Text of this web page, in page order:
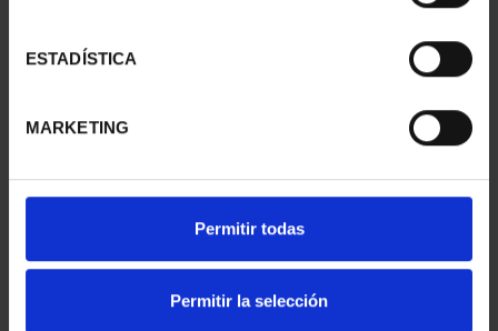
ESTADÍSTICA
MARKETING
Permitir todas
Permitir la selección
- MADRID
73,00 €
- PAMPLONA